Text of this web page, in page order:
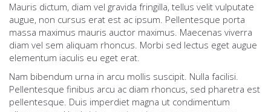
Mauris dictum, diam vel gravida fringilla, tellus velit vulputate
augue, non cursus erat est ac ipsum. Pellentesque porta
massa maximus mauris auctor maximus. Maecenas viverra
diam vel sem aliquam rhoncus. Morbi sed lectus eget augue
elementum iaculis eu eget erat.
Nam bibendum urna in arcu mollis suscipit. Nulla facilisi.
Pellentesque finibus arcu ac diam rhoncus, sed pharetra est
pellentesque. Duis imperdiet magna ut condimentum